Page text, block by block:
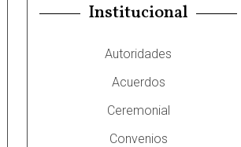
Institucional
Autoridades
Acuerdos
Ceremonial
Convenios